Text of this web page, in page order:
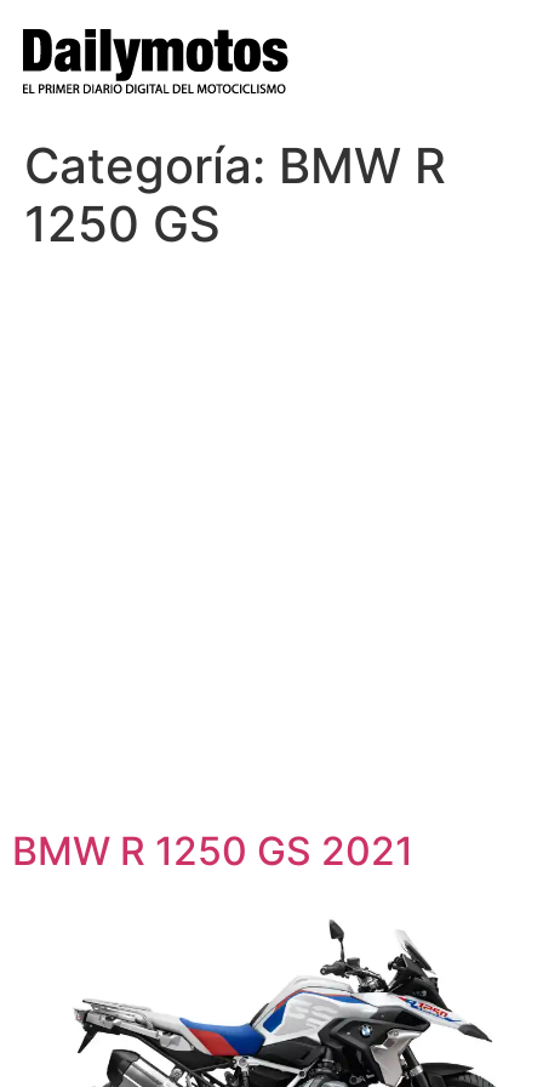
contenido
Categoría: BMW R
1250 GS
BMW R 1250 GS 2021